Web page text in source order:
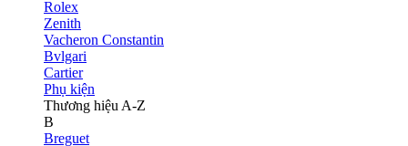
Rolex
Zenith
Vacheron Constantin
Bvlgari
Cartier
Phụ kiện
Thương hiệu A-Z
B
Breguet